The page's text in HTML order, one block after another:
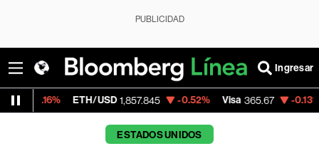
PUBLICIDAD
Ingresar
ETH/USD 1,857.845 -0.52% Visa 365.67 -0.13%
ESTADOS UNIDOS